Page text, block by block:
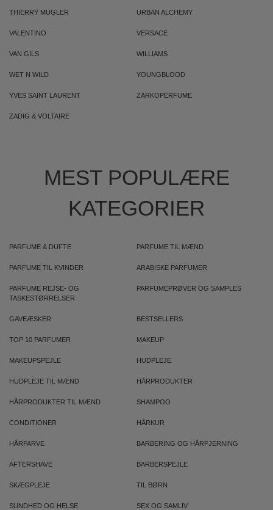
THIERRY MUGLER URBAN ALCHEMY
VALENTINO VERSACE
VAN GILS WILLIAMS
WET N WILD YOUNGBLOOD
YVES SAINT LAURENT ZARKOPERFUME
ZADIG & VOLTAIRE
MEST POPULÆRE
KATEGORIER
PARFUME & DUFTE PARFUME TIL MÆND
PARFUME TIL KVINDER ARABISKE PARFUMER
PARFUME REJSE- OG
TASKESTØRRELSER
PARFUMEPRØVER OG SAMPLES
GAVEÆSKER BESTSELLERS
TOP 10 PARFUMER MAKEUP
MAKEUPSPEJLE HUDPLEJE
HUDPLEJE TIL MÆND HÅRPRODUKTER
HÅRPRODUKTER TIL MÆND SHAMPOO
CONDITIONER HÅRKUR
HÅRFARVE BARBERING OG HÅRFJERNING
AFTERSHAVE BARBERSPEJLE
SKÆGPLEJE TIL BØRN
SUNDHED OG HELSE SEX OG SAMLIV